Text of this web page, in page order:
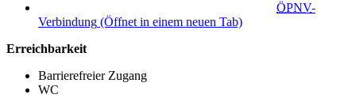
ÖPNV-
Verbindung (Öffnet in einem neuen Tab)
Erreichbarkeit
Barrierefreier Zugang
WC